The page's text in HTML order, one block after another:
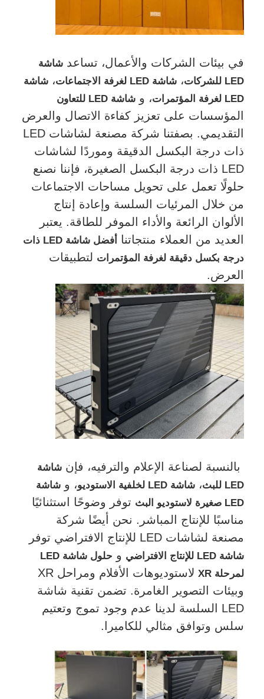
في بيئات الشركات والأعمال، تساعدشاشة
LED للشركات
،شاشة LED لغرفة الاجتماعات ،شاشة
LED لغرفة المؤتمرات
، وشاشة LED للتعاون
المؤسسات على تعزيز كفاءة الاتصال والعرض
التقديمي. بصفتنا شركة مصنعة لشاشات LED
ذات درجة البكسل الدقيقة وموردًا لشاشات
LED ذات درجة البكسل الصغيرة، فإننا نصنع
حلولًا تعمل على تحويل مساحات الاجتماعات
من خلال المرئيات السلسة وإعادة إنتاج
الألوان الرائعة والأداء الموفر للطاقة. يعتبر
العديد من العملاء منتجاتنا
أفضل شاشة LED ذات
درجة بكسل دقيقة لغرفة المؤتمرات لتطبيقات
العرض.
بالنسبة لصناعة الإعلام والترفيه، فإنشاشة
LED للبث
،شاشة LED لخلفية الاستوديو ، وشاشة
LED صغيرة لاستوديو البث
توفر وضوحًا استثنائيًا
مناسبًا للإنتاج المباشر. نحن أيضًا شركة
مصنعة لشاشات LED للإنتاج الافتراضي توفر
شاشة LED للإنتاج الافتراضي و
حلول شاشة LED
لمرحلة XR
لاستوديوهات الأفلام ومراحل XR
وبيئات التصوير الغامرة. تضمن تقنية شاشة
LED السلسة لدينا عدم وجود تموج وتعتيم
سلس وتوافق مثالي للكاميرا.